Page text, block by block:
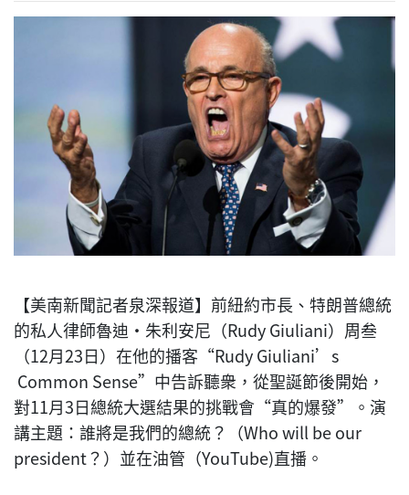
【美南新聞記者泉深報道】前紐約市長、特朗普總統
的私人律師魯迪‧朱利安尼（Rudy Giuliani）周叁
（12月23日）在他的播客“Rudy Giuliani’s
Common Sense”中告訴聽衆，從聖誕節後開始，
對11月3日總統大選結果的挑戰會“真的爆發”。演
講主題：誰將是我們的總統？（Who will be our
president？）並在油管（YouTube)直播。